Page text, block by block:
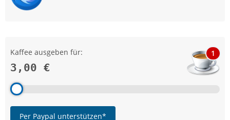
Kaffee ausgeben für:
3,00 €
1
Per Paypal unterstützen*